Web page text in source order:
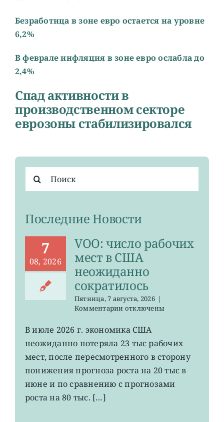
Безработица в зоне евро остается на уровне
6,2%
В феврале инфляция в зоне евро ослабла до
2,4%
Cпад активности в
производственном секторе
еврозоны стабилизировался
поиска:
Последние Новости
7
08, 2026
VOO: число рабочих
мест в США
неожиданно
сократилось
Пятница, 7 августа, 2026 |
Комментариик
VOO:
рабочих
мест
США
неожиданно
отключены
В июле 2026 г. экономика США
неожиданно потеряла 23 тыс рабочих
мест, после пересмотренного в сторону
понижения прогноза роста на 20 тыс в
июне и по сравнению с прогнозами
роста на 80 тыс. […]